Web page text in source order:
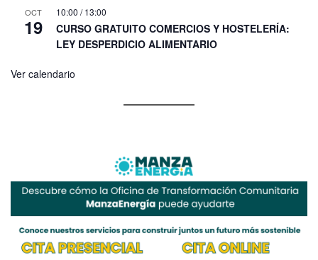
OCT
19
10:00 /13:00
CURSO GRATUITO COMERCIOS Y HOSTELERÍA:
LEY DESPERDICIO ALIMENTARIO
Ver calendario